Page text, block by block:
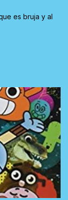
es bruja y al